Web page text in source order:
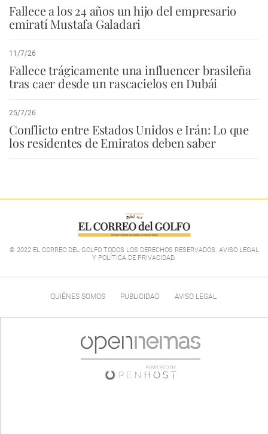
Fallece a los 24 años un hijo del empresario
emiratí Mustafa Galadari
11/7/26
Fallece trágicamente una influencer brasileña
tras caer desde un rascacielos en Dubái
25/7/26
Conflicto entre Estados Unidos e Irán: Lo que
los residentes de Emiratos deben saber
© 2022 EL CORREO DEL GOLFO TODOS LOS DERECHOS RESERVADOS. AVISO LEGAL
Y POLÍTICA DE PRIVACIDAD.
QUIÉNES SOMOS PUBLICIDAD AVISO LEGAL